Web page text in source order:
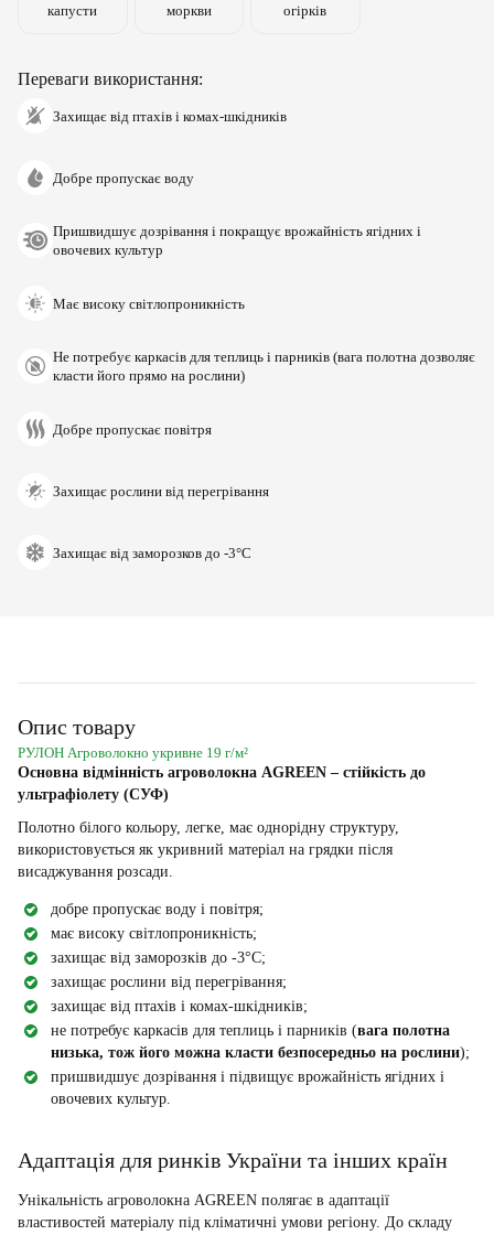
капусти моркви огірків
Переваги використання:
Захищає від птахів і комах-шкідників
Добре пропускає воду
Пришвидшує дозрівання і покращує врожайність ягідних і
овочевих культур
Має високу світлопроникність
Не потребує каркасів для теплиць і парників (вага полотна дозволяє
класти його прямо на рослини)
Добре пропускає повітря
Захищає рослини від перегрівання
Захищає від заморозков до -3°С
Опис товару
РУЛОН Агроволокно укривне 19 г/м²
Основна відмінність агроволокна AGREEN – стійкість до
ультрафіолету (СУФ)
Полотно білого кольору, легке, має однорідну структуру,
використовується як укривний матеріал на грядки після
висаджування розсади.
добре пропускає воду і повітря;
має високу світлопроникність;
захищає від заморозків до -3°С;
захищає рослини від перегрівання;
захищає від птахів і комах-шкідників;
не потребує каркасів для теплиць і парників (вага полотна
низька, тож його можна класти безпосередньо на рослини);
пришвидшує дозрівання і підвищує врожайність ягідних і
овочевих культур.
Адаптація для ринків України та інших країн
Унікальність агроволокна AGREEN полягає в адаптації
властивостей матеріалу під кліматичні умови регіону. До складу